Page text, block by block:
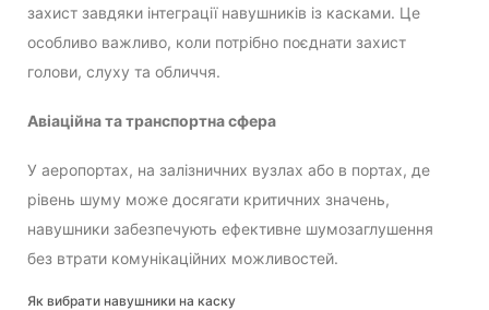
захист завдяки інтеграції навушників із касками. Це
особливо важливо, коли потрібно поєднати захист
голови, слуху та обличчя.
Авіаційна та транспортна сфера
У аеропортах, на залізничних вузлах або в портах, де
рівень шуму може досягати критичних значень,
навушники забезпечують ефективне шумозаглушення
без втрати комунікаційних можливостей.
Як вибрати навушники на каску